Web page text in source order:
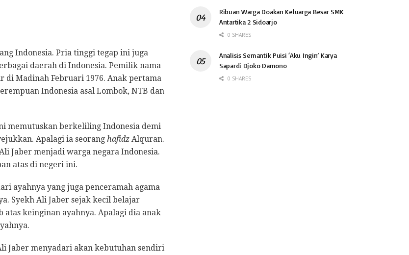
Indonesia. Pria tinggi tegap ini juga
daerah di Indonesia. Pemilik nama
di Madinah Februari 1976. Anak pertama
Indonesia asal Lombok, NTB dan
memutuskan berkeliling Indonesia demi
Apalagi ia seorang hafidz Alquran.
Jaber menjadi warga negara Indonesia.
atas di negeri ini.
ayahnya yang juga penceramah agama
Syekh Ali Jaber sejak kecil belajar
atas keinginan ayahnya. Apalagi dia anak
Jaber menyadari akan kebutuhan sendiri
Ribuan Warga Doakan Keluarga Besar SMK
Antartika 2 Sidoarjo
0 SHARES
Analisis Semantik Puisi ‘Aku Ingin’ Karya
Sapardi Djoko Damono
0 SHARES